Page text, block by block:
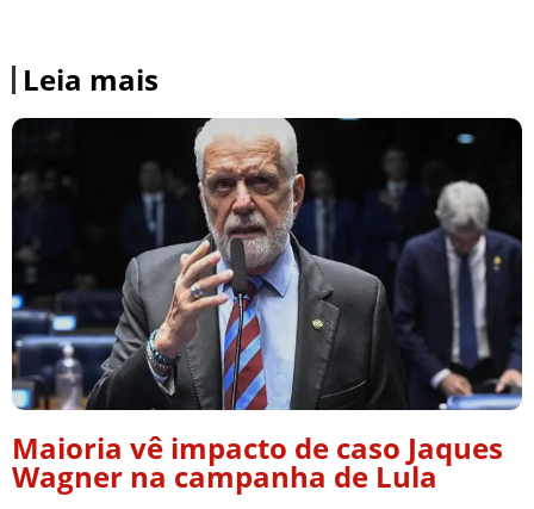
Leia mais
Maioria vê impacto de caso Jaques
Wagner na campanha de Lula